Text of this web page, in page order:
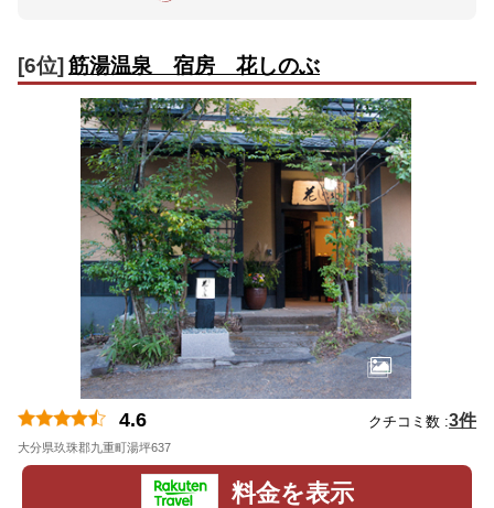
[6位] 筋湯温泉 宿房 花しのぶ
4.6 クチコミ数 :3件
大分県玖珠郡九重町湯坪637
料金を表示